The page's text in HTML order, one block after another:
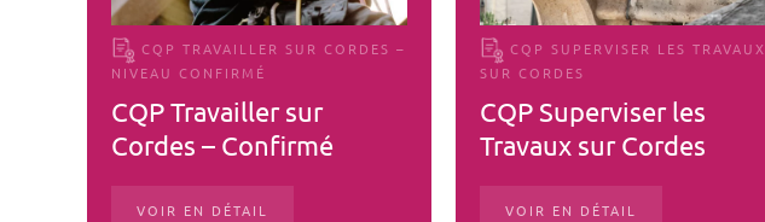
CQP TRAVAILLER SUR CORDES –
NIVEAU CONFIRMÉ
CQP Travailler sur
Cordes – Confirmé
VOIR EN DÉTAIL
CQP SUPERVISER LES TRAVAUX
SUR CORDES
CQP Superviser les
Travaux sur Cordes
VOIR EN DÉTAIL